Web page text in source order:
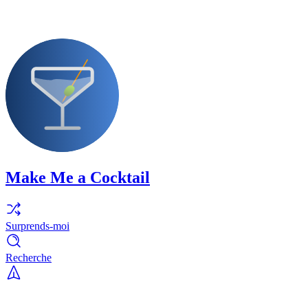
Make Me a Cocktail
Surprends-moi
Recherche